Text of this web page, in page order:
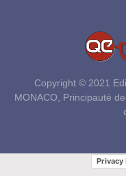
Copyright © 2021
MONACO, Principauté
Privacy